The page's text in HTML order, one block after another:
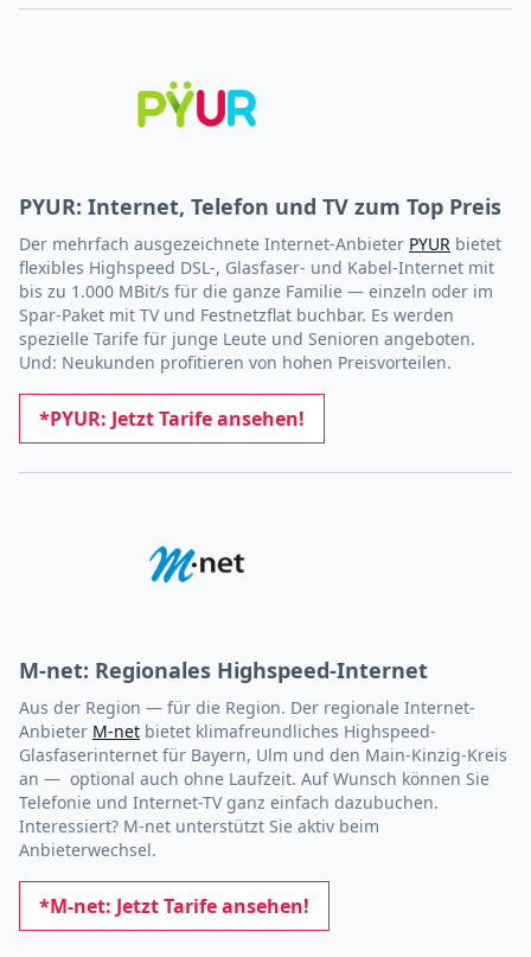
PYUR: Internet, Telefon und TV zum Top Preis
Der mehrfach ausgezeichnete Internet-Anbieter PYUR bietet
flexibles Highspeed DSL-, Glasfaser- und Kabel-Internet mit
bis zu 1.000 MBit/s für die ganze Familie — einzeln oder im
Spar-Paket mit TV und Festnetzflat buchbar. Es werden
spezielle Tarife für junge Leute und Senioren angeboten.
Und: Neukunden profitieren von hohen Preisvorteilen.
*PYUR: Jetzt Tarife ansehen!
M-net: Regionales Highspeed-Internet
Aus der Region — für die Region. Der regionale Internet-
Anbieter M-net bietet klimafreundliches Highspeed-
Glasfaserinternet für Bayern, Ulm und den Main-Kinzig-Kreis
an — optional auch ohne Laufzeit. Auf Wunsch können Sie
Telefonie und Internet-TV ganz einfach dazubuchen.
Interessiert? M-net unterstützt Sie aktiv beim
Anbieterwechsel.
*M-net: Jetzt Tarife ansehen!